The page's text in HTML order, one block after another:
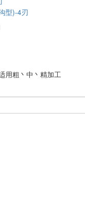
用粗丶中丶精加工